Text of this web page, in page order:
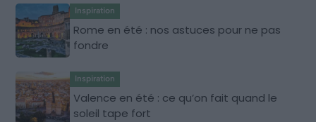
Inspiration
Rome en été : nos astuces pour ne pas
fondre
Inspiration
Valence en été : ce qu’on fait quand le
soleil tape fort